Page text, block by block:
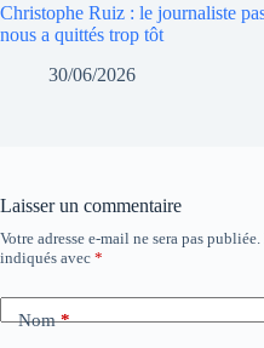
Christophe Ruiz : le journaliste
nous a quittés trop tôt
30/06/2026
Laisser un commentaire
Votre adresse e-mail ne sera pas publiée.
indiqués avec *
Nom*